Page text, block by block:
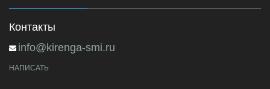
Контакты
info@kirenga-smi.ru
НАПИСАТЬ